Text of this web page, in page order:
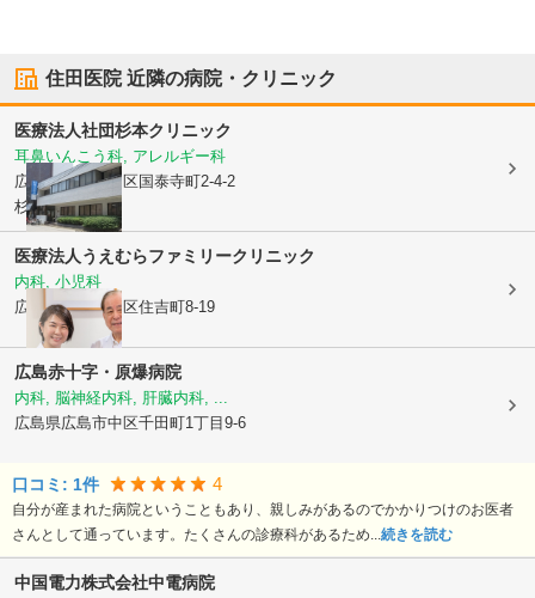
住田医院近隣の病院・クリニック
医療法人社団杉本クリニック
耳鼻いんこう科, アレルギー科
広島県広島市中区 国泰寺町2-4-2
杉本ビル
医療法人うえむらファミリークリニック
内科, 小児科
広島県広島市中区住吉町8-19
広島赤十字・原爆病院
内科, 脳神経内科, 肝臓内科, ...
広島県広島市中区千田町1丁目9-6
口コミ: 1件 4
自分が産まれた病院ということもあり、親しみがあるのでかかりつけのお医者
さんとして通っています。たくさんの診療科があるため...続きを読む
中国電力株式会社中電病院